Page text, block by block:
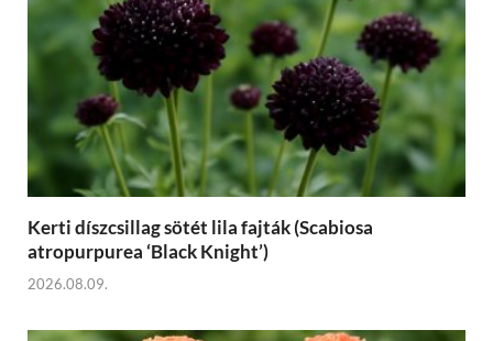
Kerti díszcsillag sötét lila fajták (Scabiosa
atropurpurea ‘Black Knight’)
2026.08.09.